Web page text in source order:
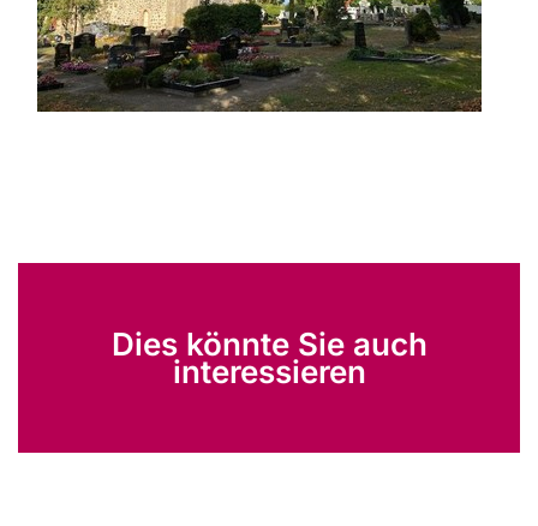
Dies könnte Sie auch
interessieren